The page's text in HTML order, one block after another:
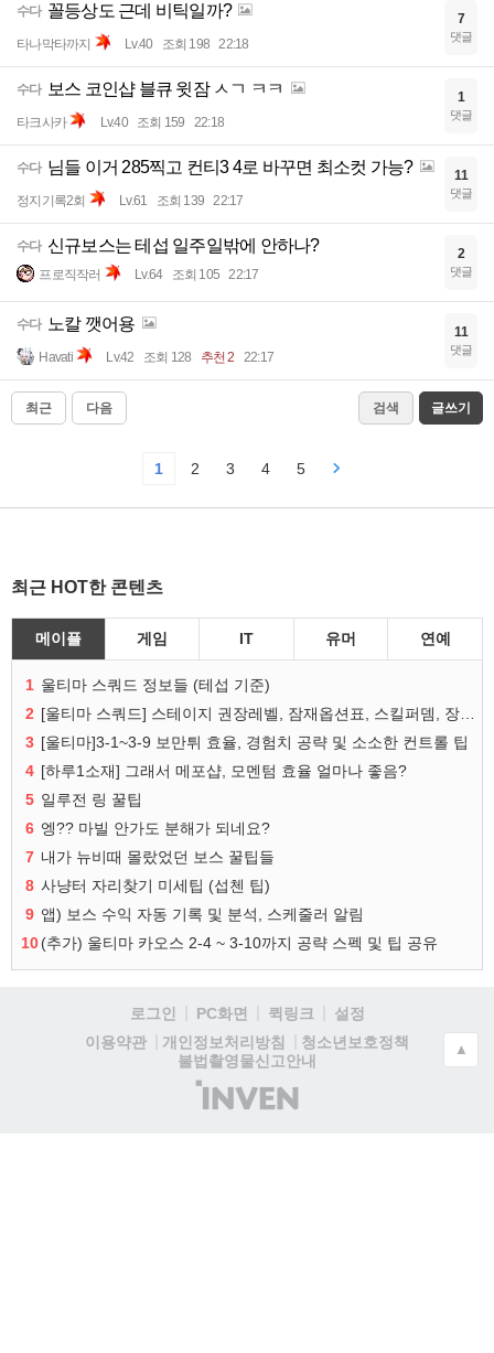
수다 꼴등상도 근데 비틱일까?
타나막타까지 Lv.40 조회 198 22:18
7
댓글
수다 보스 코인샵 블큐 윗잠 ㅅㄱ ㅋㅋ
타크사카 Lv.40 조회 159 22:18
1
댓글
수다 님들 이거 285찍고 컨티3 4로 바꾸면 최소컷 가능?
정지기록2회 Lv.61 조회 139 22:17
11
댓글
수다 신규보스는 테섭 일주일밖에 안하나?
프로직작러 Lv.64 조회 105 22:17
2
댓글
수다 노칼 깻어용
Havati Lv.42 조회 128 추천 2 22:17
11
댓글
최근 다음 검색 글쓰기
1 2 3 4 5
최근 HOT한 콘텐츠
메이플 게임 IT 유머 연예
1 울티마 스쿼드 정보들 (테섭 기준)
2
3 [울티마]3-1~3-9 보만튀 효율, 경험치 공략 및 소소한 컨트롤 팁
4 [하루1소재] 그래서 메포샵, 모멘텀 효율 얼마나 좋음?
5 일루전 링 꿀팁
6 엥?? 마빌 안가도 분해가 되네요?
7 내가 뉴비때 몰랐었던 보스 꿀팁들
8 사냥터 자리찾기 미세팁 (섭첸 팁)
9 앱) 보스 수익 자동 기록 및 분석, 스케줄러 알림
10(추가) 울티마 카오스 2-4 ~ 3-10까지 공략 스펙 및 팁 공유
로그인 PC화면 퀵링크
설정
이용약관
개인정보처리방침
청소년보호정책
불법촬영물신고안내
(주)
인
▲